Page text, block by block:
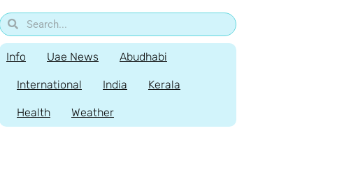
Info Uae News Abudhabi
International India Kerala
Health Weather